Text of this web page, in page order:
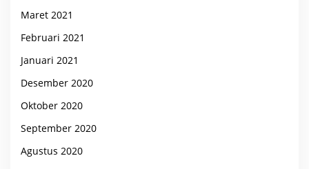
Maret 2021
Februari 2021
Januari 2021
Desember 2020
Oktober 2020
September 2020
Agustus 2020